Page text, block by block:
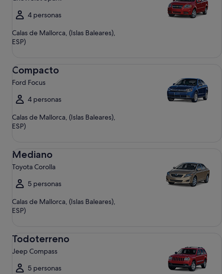
4 personas
Calas de Mallorca, (Islas Baleares),
ESP)
Compacto
Ford Focus
4 personas
Calas de Mallorca, (Islas Baleares),
ESP)
Mediano
Toyota Corolla
5 personas
Calas de Mallorca, (Islas Baleares),
ESP)
Todoterreno
Jeep Compass
5 personas